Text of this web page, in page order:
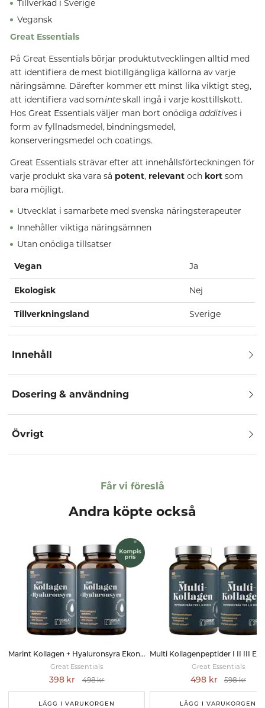
Tillverkad i Sverige
Vegansk
Great Essentials
På Great Essentials börjar produktutvecklingen alltid med
att identifiera de mest biotillgängliga källorna av varje
näringsämne. Därefter kommer ett minst lika viktigt steg,
att identifiera vad sominteskall ingå i varje kosttillskott.
Hos Great Essentials väljer man bort onödigaadditives i
form av fyllnadsmedel, bindningsmedel,
konserveringsmedel och coatings.
Great Essentials strävar efter att innehållsförteckningen för
varje produkt ska vara så potent, relevantoch kort som
bara möjligt.
Utvecklat i samarbete med svenska näringsterapeuter
Innehåller viktiga näringsämnen
Utan onödiga tillsatser
Vegan Ja
Ekologisk Nej
Tillverkningsland Sverige
Innehåll
Dosering & användning
Övrigt
Får vi föreslå
Andra köpte också
Marint Kollagen + Hyaluronsyra Ekonomipack 2x120k
Great Essentials
398 kr 498 kr
LÄGG I VARUKORGEN
Great Essentials
498 kr 598 kr
LÄGG I VARUKORGEN